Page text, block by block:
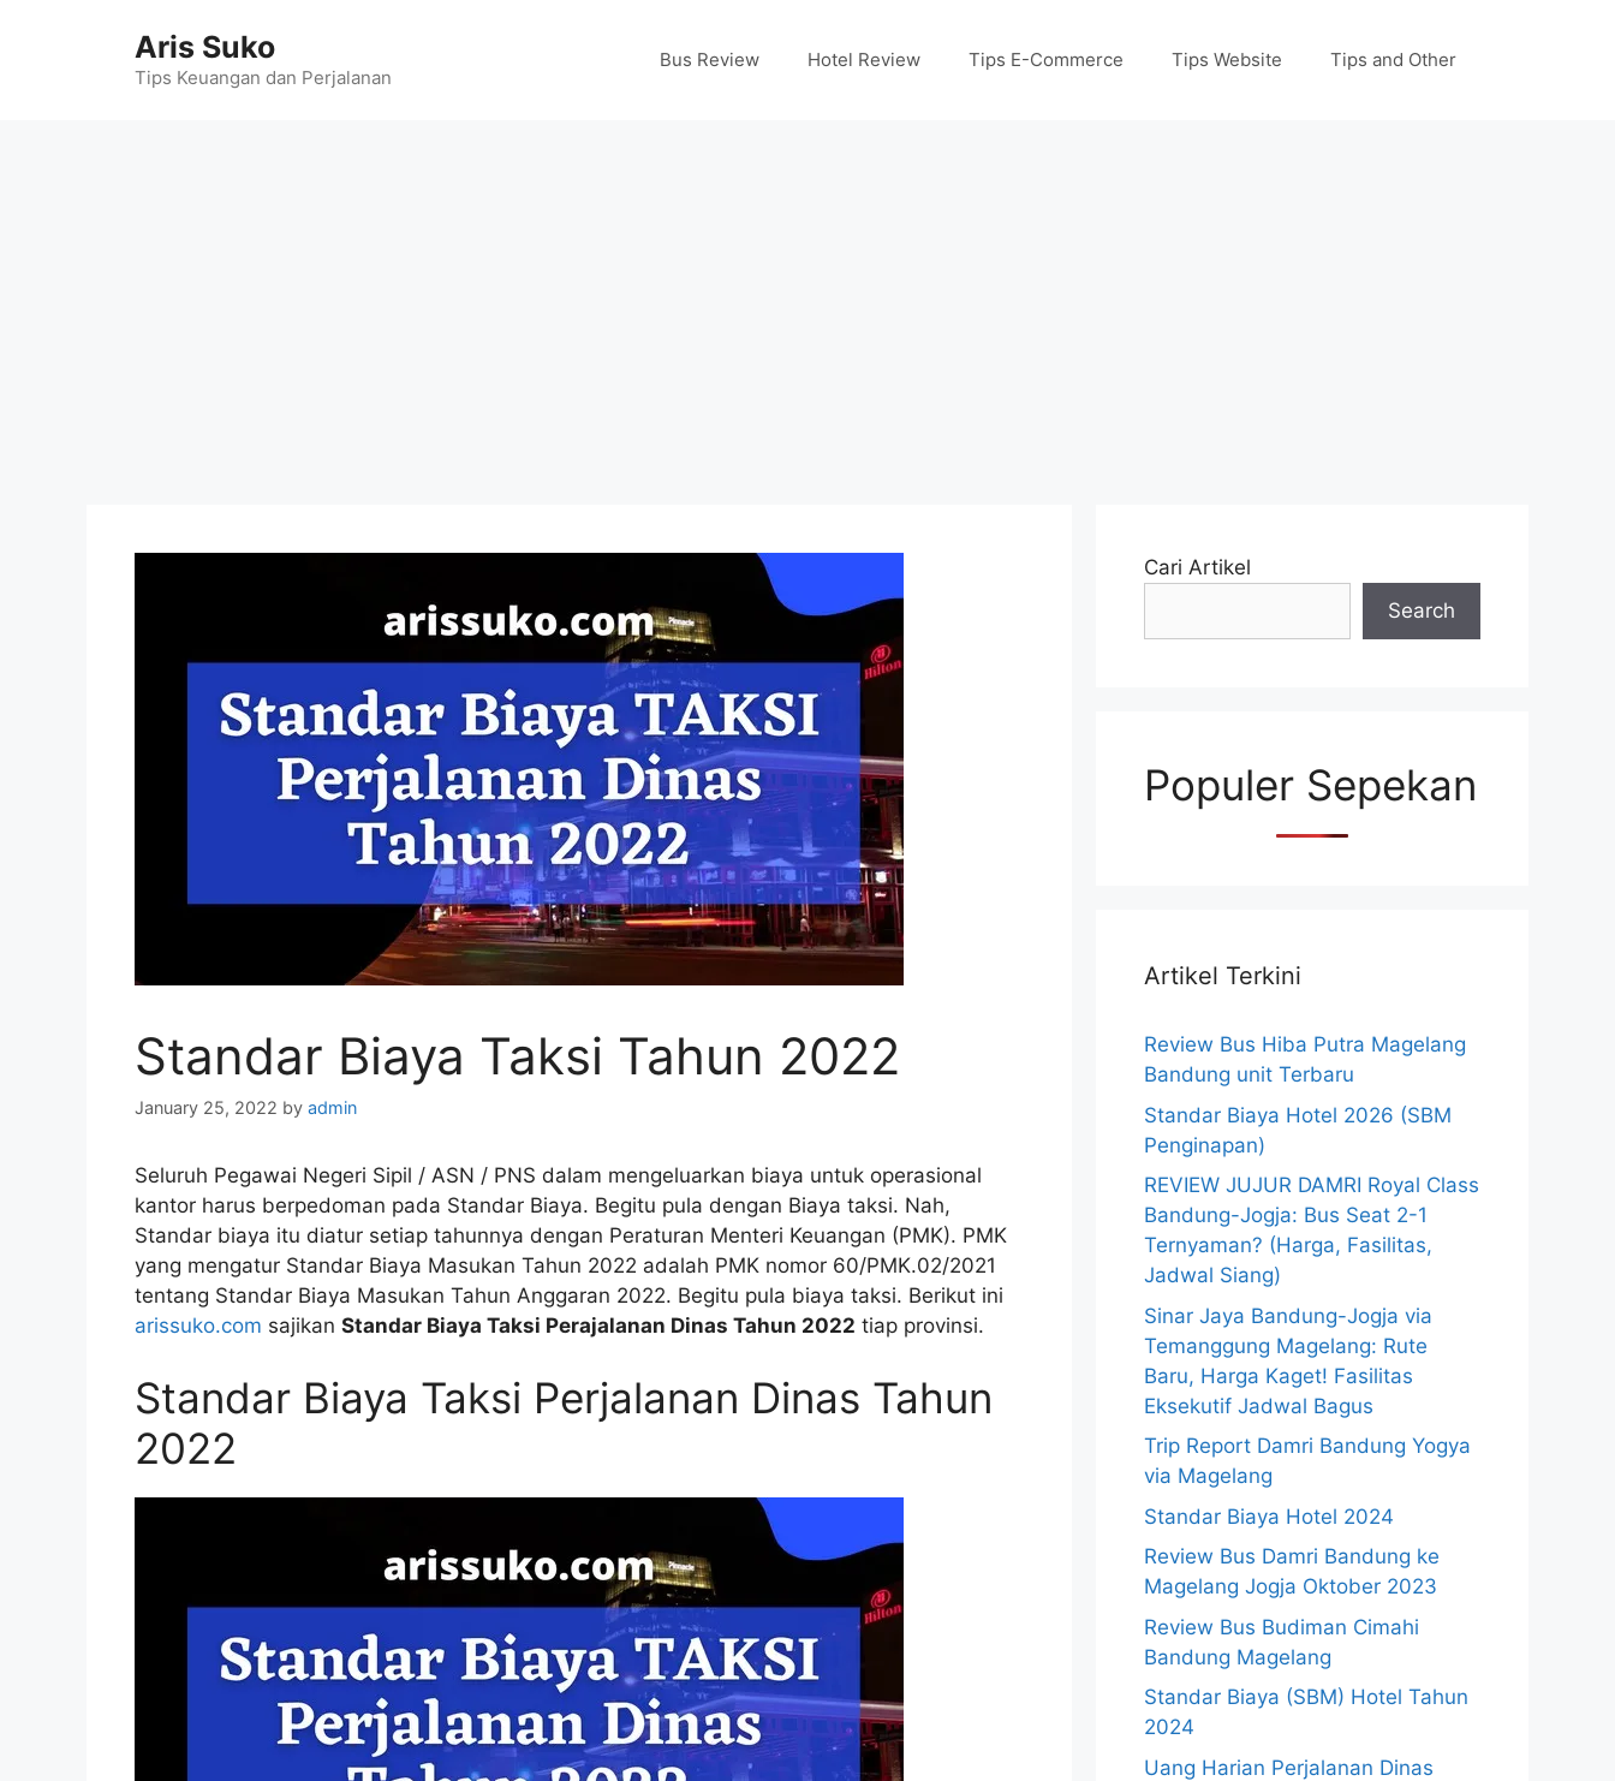
Aris Suko
Tips Keuangan dan Perjalanan
Bus Review Hotel Review Tips E-Commerce Tips Website Tips and Other
Standar Biaya Taksi Tahun 2022
January 25, 2022 by admin
Seluruh Pegawai Negeri Sipil / ASN / PNS dalam mengeluarkan biaya untuk operasional
kantor harus berpedoman pada Standar Biaya. Begitu pula dengan Biaya taksi. Nah,
Standar biaya itu diatur setiap tahunnya dengan Peraturan Menteri Keuangan (PMK). PMK
yang mengatur Standar Biaya Masukan Tahun 2022 adalah PMK nomor 60/PMK.02/2021
tentang Standar Biaya Masukan Tahun Anggaran 2022. Begitu pula biaya taksi. Berikut ini
arissuko.com sajikan Standar Biaya Taksi Perajalanan Dinas Tahun 2022 tiap provinsi.
Standar Biaya Taksi Perjalanan Dinas Tahun
2022
Cari Artikel
Search
Populer Sepekan
Artikel Terkini
Review Bus Hiba Putra Magelang
Bandung unit Terbaru
Standar Biaya Hotel 2026 (SBM
Penginapan)
REVIEW JUJUR DAMRI Royal Class
Bandung-Jogja: Bus Seat 2-1
Ternyaman? (Harga, Fasilitas,
Jadwal Siang)
Sinar Jaya Bandung-Jogja via
Temanggung Magelang: Rute
Baru, Harga Kaget! Fasilitas
Eksekutif Jadwal Bagus
Trip Report Damri Bandung Yogya
via Magelang
Standar Biaya Hotel 2024
Review Bus Damri Bandung ke
Magelang Jogja Oktober 2023
Review Bus Budiman Cimahi
Bandung Magelang
Standar Biaya (SBM) Hotel Tahun
2024
Uang Harian Perjalanan Dinas